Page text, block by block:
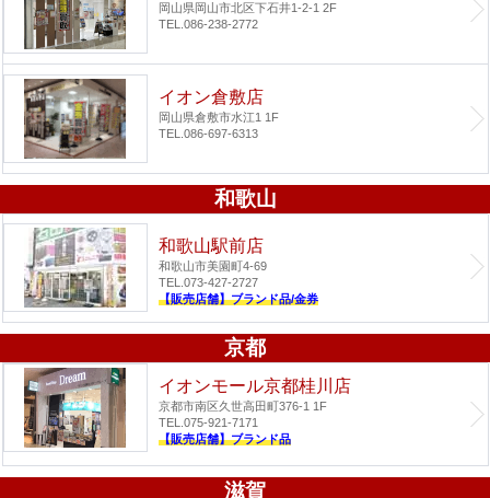
岡山県岡山市北区下石井1-2-1 2F
TEL.086-238-2772
イオン倉敷店
岡山県倉敷市水江1 1F
TEL.086-697-6313
和歌山
和歌山駅前店
和歌山市美園町4-69
TEL.073-427-2727
【販売店舗】ブランド品/金券
京都
イオンモール京都桂川店
京都市南区久世高田町376-1 1F
TEL.075-921-7171
【販売店舗】ブランド品
滋賀